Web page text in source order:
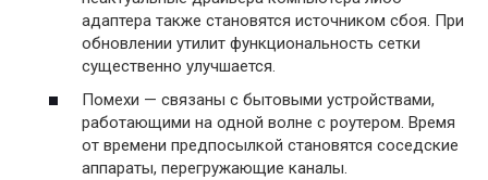
адаптера также становятся источником сбоя. При
обновлении утилит функциональность сетки
существенно улучшается.
Помехи — связаны с бытовыми устройствами,
работающими на одной волне с роутером. Время
от времени предпосылкой становятся соседские
аппараты, перегружающие каналы.